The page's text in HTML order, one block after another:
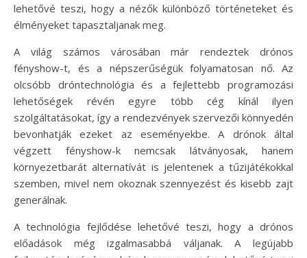
lehetővé teszi, hogy a nézők különböző történeteket és
élményeket tapasztaljanak meg.
A világ számos városában már rendeztek drónos
fényshow-t, és a népszerűségük folyamatosan nő. Az
olcsóbb dróntechnológia és a fejlettebb programozási
lehetőségek révén egyre több cég kínál ilyen
szolgáltatásokat, így a rendezvények szervezői könnyedén
bevonhatják ezeket az eseményekbe. A drónok által
végzett fényshow-k nemcsak látványosak, hanem
környezetbarát alternatívát is jelentenek a tűzijátékokkal
szemben, mivel nem okoznak szennyezést és kisebb zajt
generálnak.
A technológia fejlődése lehetővé teszi, hogy a drónos
előadások még izgalmasabbá váljanak. A legújabb